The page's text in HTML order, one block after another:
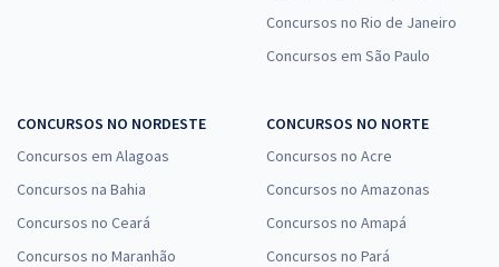
Concursos no Rio de Janeiro
Concursos em São Paulo
CONCURSOS NO NORDESTE
Concursos em Alagoas
Concursos na Bahia
Concursos no Ceará
Concursos no Maranhão
CONCURSOS NO NORTE
Concursos no Acre
Concursos no Amazonas
Concursos no Amapá
Concursos no Pará